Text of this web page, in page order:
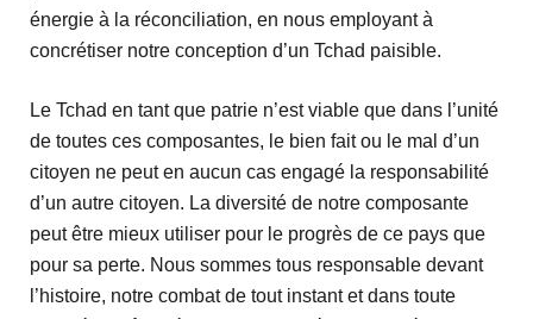
énergie à la réconciliation, en nous employant à
concrétiser notre conception d’un Tchad paisible.
Le Tchad en tant que patrie n’est viable que dans l’unité
de toutes ces composantes, le bien fait ou le mal d’un
citoyen ne peut en aucun cas engagé la responsabilité
d’un autre citoyen. La diversité de notre composante
peut être mieux utiliser pour le progrès de ce pays que
pour sa perte. Nous sommes tous responsable devant
l’histoire, notre combat de tout instant et dans toute